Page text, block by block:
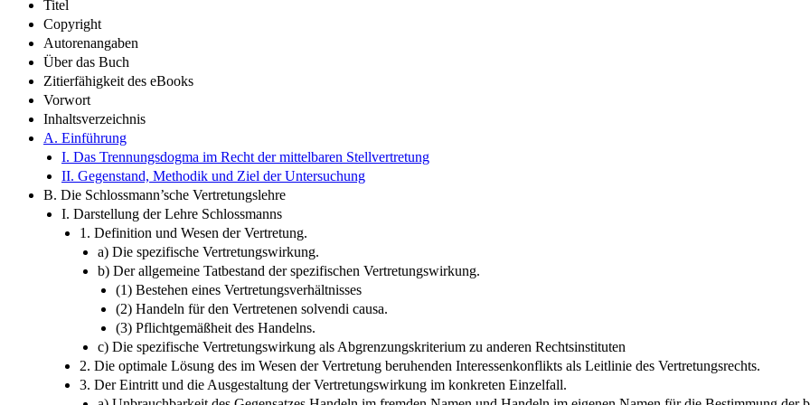
Titel
Copyright
Autorenangaben
Über das Buch
Zitierfähigkeit des eBooks
Vorwort
Inhaltsverzeichnis
A. Einführung
I. Das Trennungsdogma im Recht der mittelbaren Stellvertretung
II. Gegenstand, Methodik und Ziel der Untersuchung
B. Die Schlossmann’sche Vertretungslehre
I. Darstellung der Lehre Schlossmanns
1. Definition und Wesen der Vertretung.
a) Die spezifische Vertretungswirkung.
b) Der allgemeine Tatbestand der spezifischen Vertretungswirkung.
(1) Bestehen eines Vertretungsverhältnisses
(2) Handeln für den Vertretenen solvendi causa.
(3) Pflichtgemäßheit des Handelns.
c) Die spezifische Vertretungswirkung als Abgrenzungskriterium zu anderen Rechtsinstituten
2. Die optimale Lösung des im Wesen der Vertretung beruhenden Interessenkonflikts als Leitlinie des Vertretungsrechts.
3. Der Eintritt und die Ausgestaltung der Vertretungswirkung im konkreten Einzelfall.